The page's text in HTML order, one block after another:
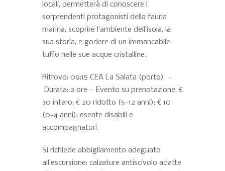
locali, permetterà di conoscere i
sorprendenti protagonisti della fauna
marina, scoprire l’ambiente dell’isola, la
sua storia, e godere di un immancabile
tuffo nelle sue acque cristalline.
Ritrovo: 09:15 CEA La Salata (porto) –
Durata: 2 ore – Evento su prenotazione, €
30 intero; € 20 ridotto (5-12 anni); € 10
(0-4 anni); esente disabili e
accompagnatori.
Si richiede abbigliamento adeguato
all’escursione: calzature antiscivolo adatte